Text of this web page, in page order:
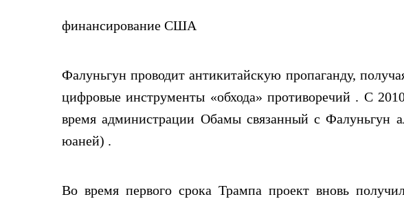
финансирование США
Фалуньгун проводит антикитайскую пропаганду,
цифровые инструменты «обхода» противоречий . С
время администрации Обамы связанный с Фалуньгун
юаней) .
Во время первого срока Трампа проект вновь